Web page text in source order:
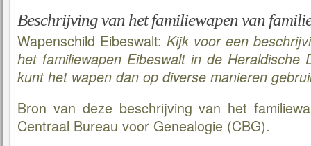
Beschrijving van het familiewapen van
Wapenschild Eibeswalt:Kijk voor een
het familiewapen Eibeswalt in de Heraldische
kunt het wapen dan op diverse manieren
Bron van deze beschrijving van het
Centraal Bureau voor Genealogie (CBG).